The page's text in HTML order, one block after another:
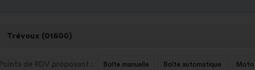
Points de RDV proposant : Boîte manuelle Boîte automatique Moto